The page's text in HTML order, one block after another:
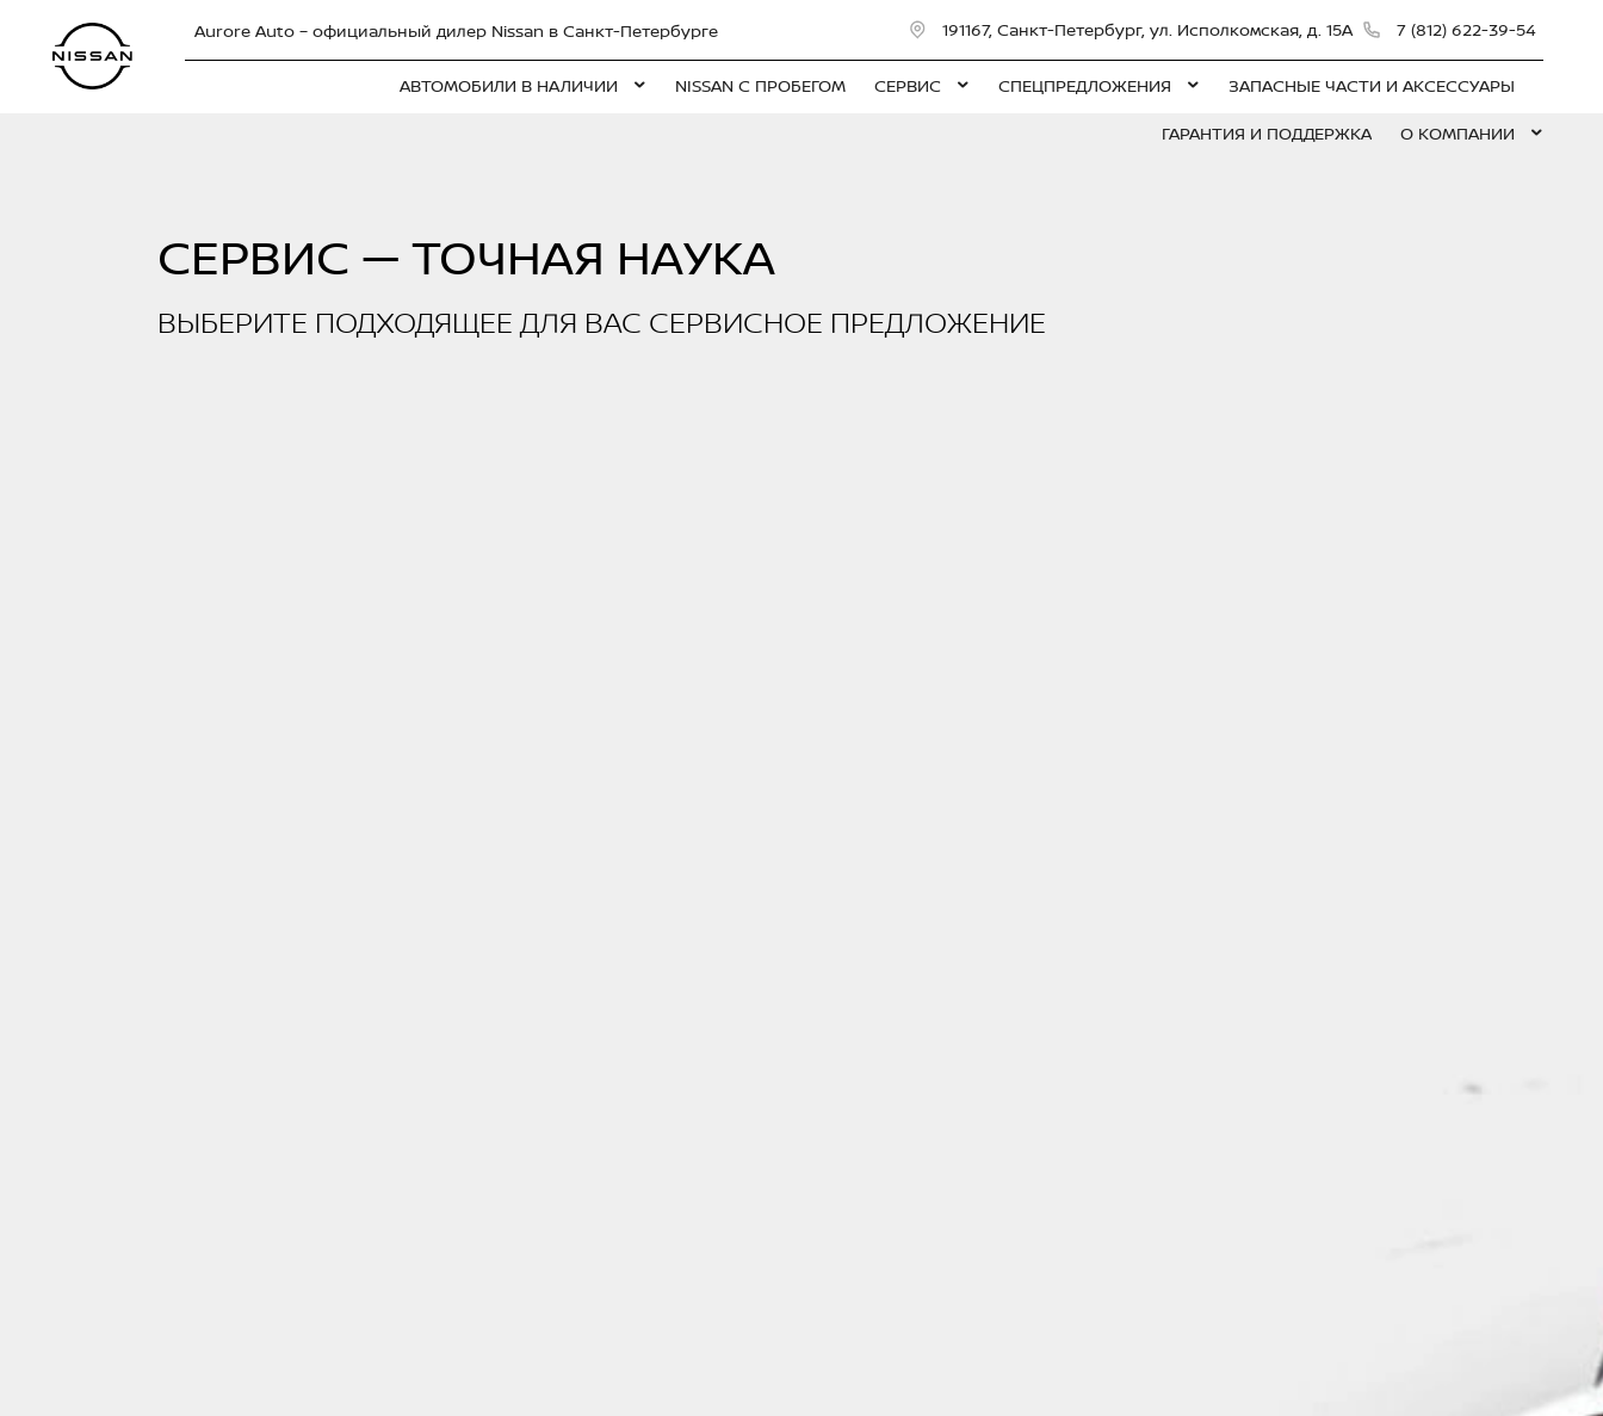
Aurore Auto – официальный дилер Nissan в Санкт-Петербурге 191167, Санкт-Петербург, ул. Исполкомская, д. 15А 7 (812) 622-39-54
АВТОМОБИЛИ В НАЛИЧИИ NISSAN С ПРОБЕГОМ СЕРВИС СПЕЦПРЕДЛОЖЕНИЯ ЗАПАСНЫЕ ЧАСТИ И АКСЕССУАРЫ
ГАРАНТИЯ И ПОДДЕРЖКА О КОМПАНИИ
СЕРВИС — ТОЧНАЯ НАУКА
ВЫБЕРИТЕ ПОДХОДЯЩЕЕ ДЛЯ ВАС СЕРВИСНОЕ ПРЕДЛОЖЕНИЕ